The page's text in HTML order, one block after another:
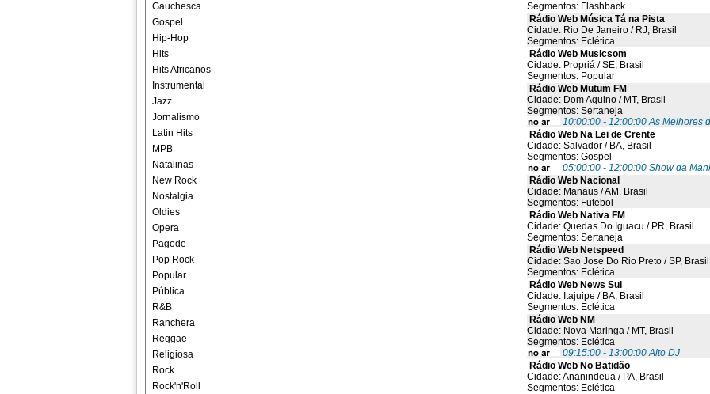
Gauchesca
Gospel
Hip-Hop
Hits
Hits Africanos
Instrumental
Jazz
Jornalismo
Latin Hits
MPB
Natalinas
New Rock
Nostalgia
Oldies
Opera
Pagode
Pop Rock
Popular
Pública
R&B
Ranchera
Reggae
Religiosa
Rock
Rock'n'Roll
Segmentos: Flashback
Rádio Web Música Tá na Pista
Cidade: Rio De Janeiro / RJ, Brasil
Segmentos: Eclética
Rádio Web Musicsom
Cidade: Propriá / SE, Brasil
Segmentos: Popular
Rádio Web Mutum FM
Cidade: Dom Aquino / MT, Brasil
Segmentos: Sertaneja
10:00:00 - 12:00:00 As Melhores
Rádio Web Na Lei de Crente
Cidade: Salvador / BA, Brasil
Segmentos: Gospel
05:00:00 - 12:00:00 Show da
Rádio Web Nacional
Cidade: Manaus / AM, Brasil
Segmentos: Futebol
Rádio Web Nativa FM
Cidade: Quedas Do Iguacu / PR, Brasil
Segmentos: Sertaneja
Rádio Web Netspeed
Cidade: Sao Jose Do Rio Preto / SP, Brasil
Segmentos: Eclética
Rádio Web News Sul
Cidade: Itajuipe / BA, Brasil
Segmentos: Eclética
Rádio Web NM
Cidade: Nova Maringa / MT, Brasil
Segmentos: Eclética
09:15:00 - 13:00:00 Alto DJ
Rádio Web No Batidão
Cidade: Ananindeua / PA, Brasil
Segmentos: Eclética